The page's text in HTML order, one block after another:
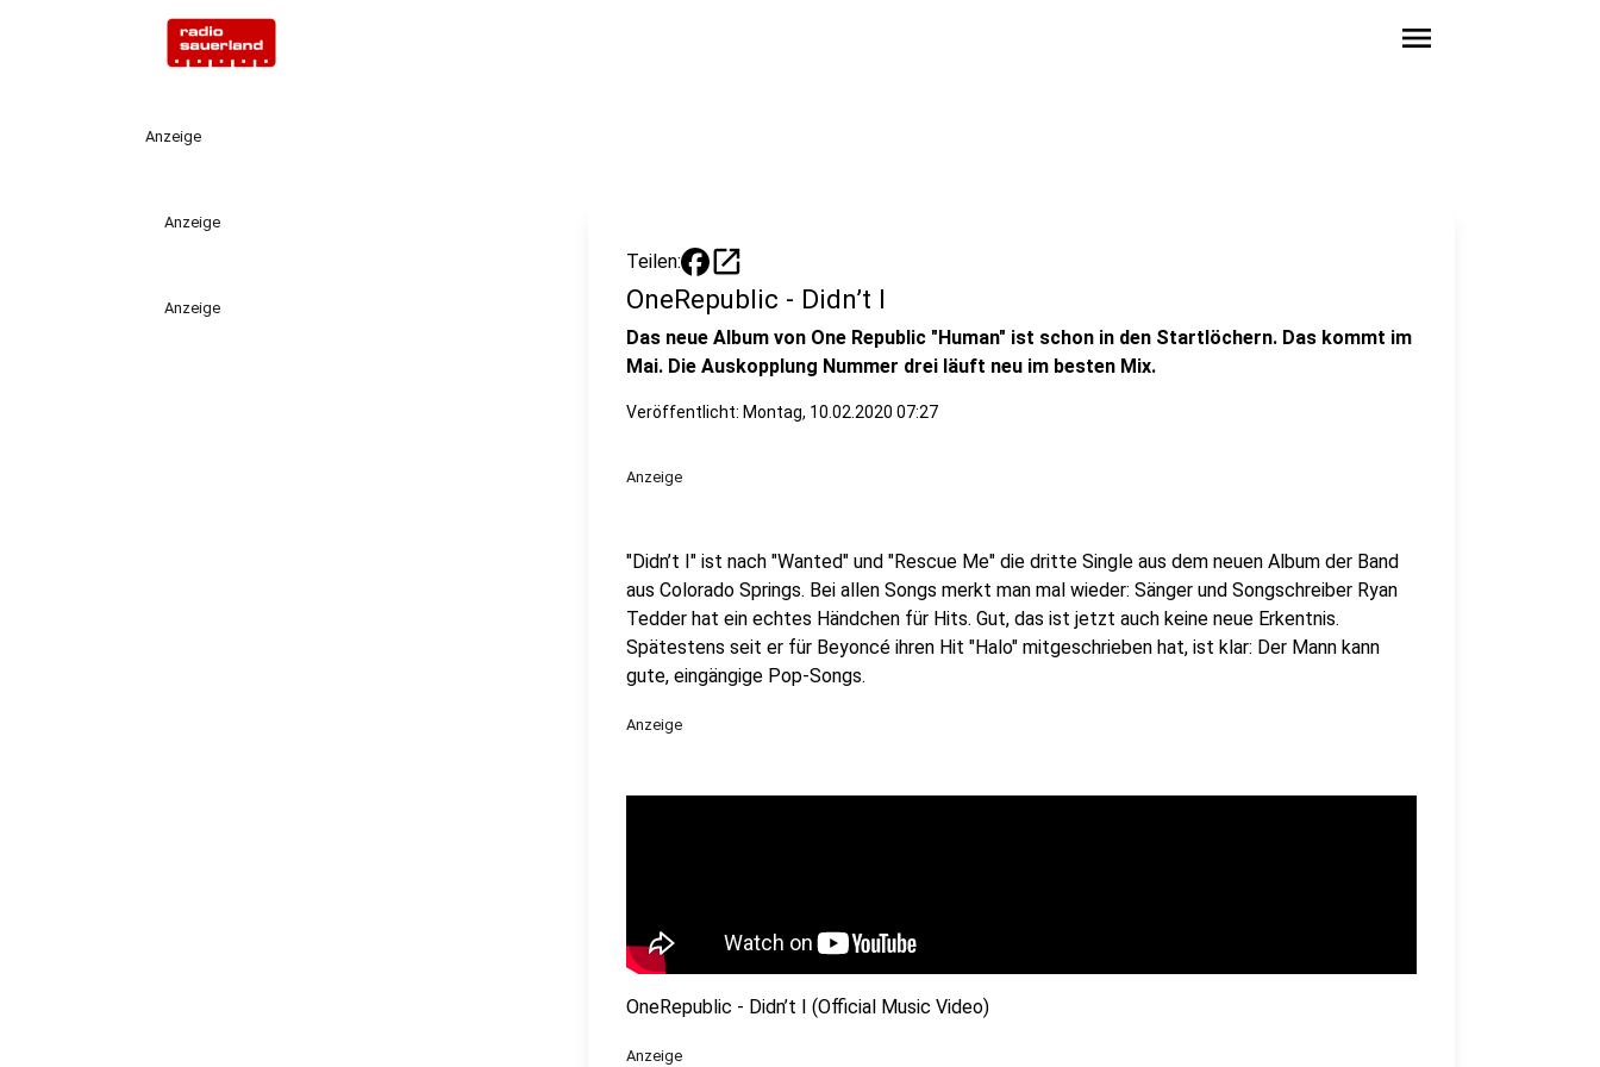
menu
Anzeige
Anzeige
Anzeige
Teilen: open_in_new
OneRepublic - Didn’t I
Das neue Album von One Republic "Human" ist schon in den Startlöchern. Das kommt im
Mai. Die Auskopplung Nummer drei läuft neu im besten Mix.
Veröffentlicht: Montag, 10.02.2020 07:27
Anzeige
"Didn’t I" ist nach "Wanted" und "Rescue Me" die dritte Single aus dem neuen Album der Band
aus Colorado Springs. Bei allen Songs merkt man mal wieder: Sänger und Songschreiber Ryan
Tedder hat ein echtes Händchen für Hits. Gut, das ist jetzt auch keine neue Erkentnis.
Spätestens seit er für Beyoncé ihren Hit "Halo" mitgeschrieben hat, ist klar: Der Mann kann
gute, eingängige Pop-Songs.
Anzeige
OneRepublic - Didn’t I (Official Music Video)
Anzeige